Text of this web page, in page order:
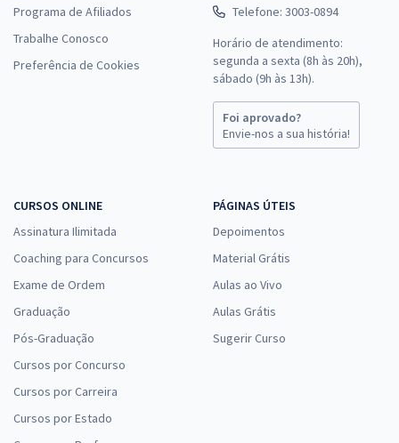
Programa de Afiliados
Trabalhe Conosco
Preferência de Cookies
Telefone: 3003-0894
Horário de atendimento:
segunda a sexta (8h às 20h),
sábado (9h às 13h).
Foi aprovado?
Envie-nos a sua história!
CURSOS ONLINE
Assinatura Ilimitada
Coaching para Concursos
Exame de Ordem
Graduação
Pós-Graduação
Cursos por Concurso
Cursos por Carreira
Cursos por Estado
PÁGINAS ÚTEIS
Depoimentos
Material Grátis
Aulas ao Vivo
Aulas Grátis
Sugerir Curso